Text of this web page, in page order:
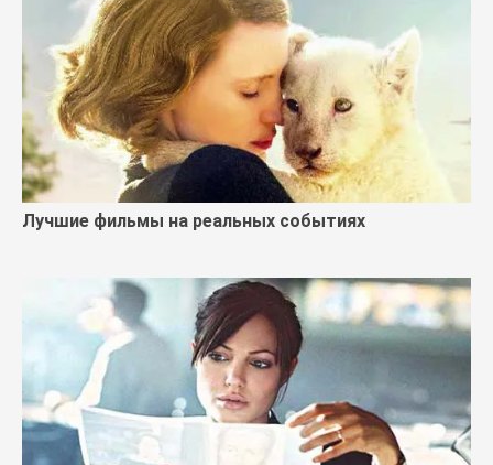
Лучшие фильмы на реальных событиях